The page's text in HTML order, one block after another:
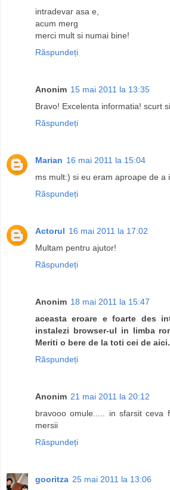
intradevar asa e,
acum merg
merci mult si numai bine!
Răspundeți
Anonim 15 mai 2011 la 13:35
Bravo! Excelenta informatia! scurt
Răspundeți
Marian 16 mai 2011 la 15:04
ms mult:) si eu eram aproape de a
Răspundeți
Actorul 16 mai 2011 la 17:02
Multam pentru ajutor!
Răspundeți
Anonim 18 mai 2011 la 15:47
aceasta eroare e foarte des
instalezi browser-ul in limba
Meriti o bere de la toti cei de aici.
Răspundeți
Anonim 21 mai 2011 la 20:12
bravooo omule..... in sfarsit ceva
mersii
Răspundeți
gooritza 25 mai 2011 la 13:06